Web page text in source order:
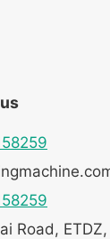
Road,